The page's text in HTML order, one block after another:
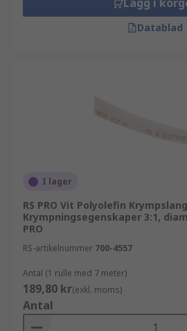
Datablad
I lager
RS PRO Vit Polyolefin
Krympningsegenskaper 3:1,
PRO
RS-artikelnummer 700-4557
Antal (1 rulle med 7 meter)
189,80 kr(exkl. moms)
Antal